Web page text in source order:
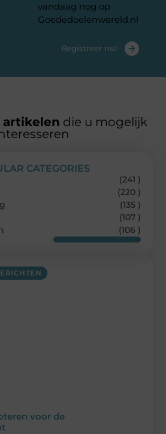
vandaag nog op
Goededoelenwereld.nl
Registreer nu!
artikelen die u mogelijk
voor de
CATEGORIES
(241 )
(220 )
(135 )
(107 )
(106 )